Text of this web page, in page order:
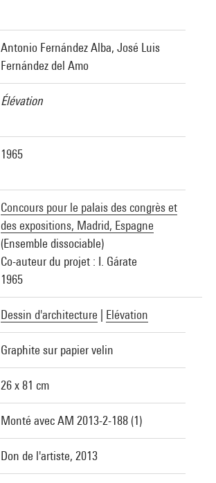
Antonio Fernández Alba, José Luis
Fernández del Amo
Élévation
1965
Concours pour le palais des congrès et
des expositions, Madrid, Espagne
(Ensemble dissociable)
Co-auteur du projet : I. Gárate
1965
Dessin d'architecture Elévation
Graphite sur papier velin
26 x 81 cm
Monté avec AM 2013-2-188 (1)
Don de l'artiste, 2013